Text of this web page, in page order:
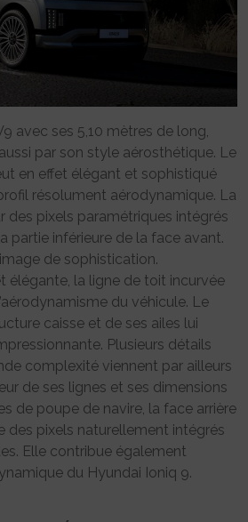
avec ses 5,10 mètres de long,
par son style aérosthétique. Le
en effet élégant et sophistiqué
résolument aérodynamique. La
des pixels paramétriques intégrés
partie inférieure de la face avant.
de sophistication.
élégante, la ligne de toit incurvée
du véhicule. Le
caisse et de ses ailes lui
Plusieurs détails
complexité viennent par ailleurs
de ses lignes et ses dimensions
de poupe de navire, la face arrière
des pixels naturellement intégrés
Elle contribue également
du Hyundai Ioniq 9.